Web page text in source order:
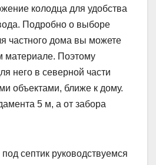
колодца для удобства
Подробно о выборе
частного дома вы можете
материале. Поэтому
него в северной части
объектами, ближе к дому.
5 м, а от забора
септик руководствуемся